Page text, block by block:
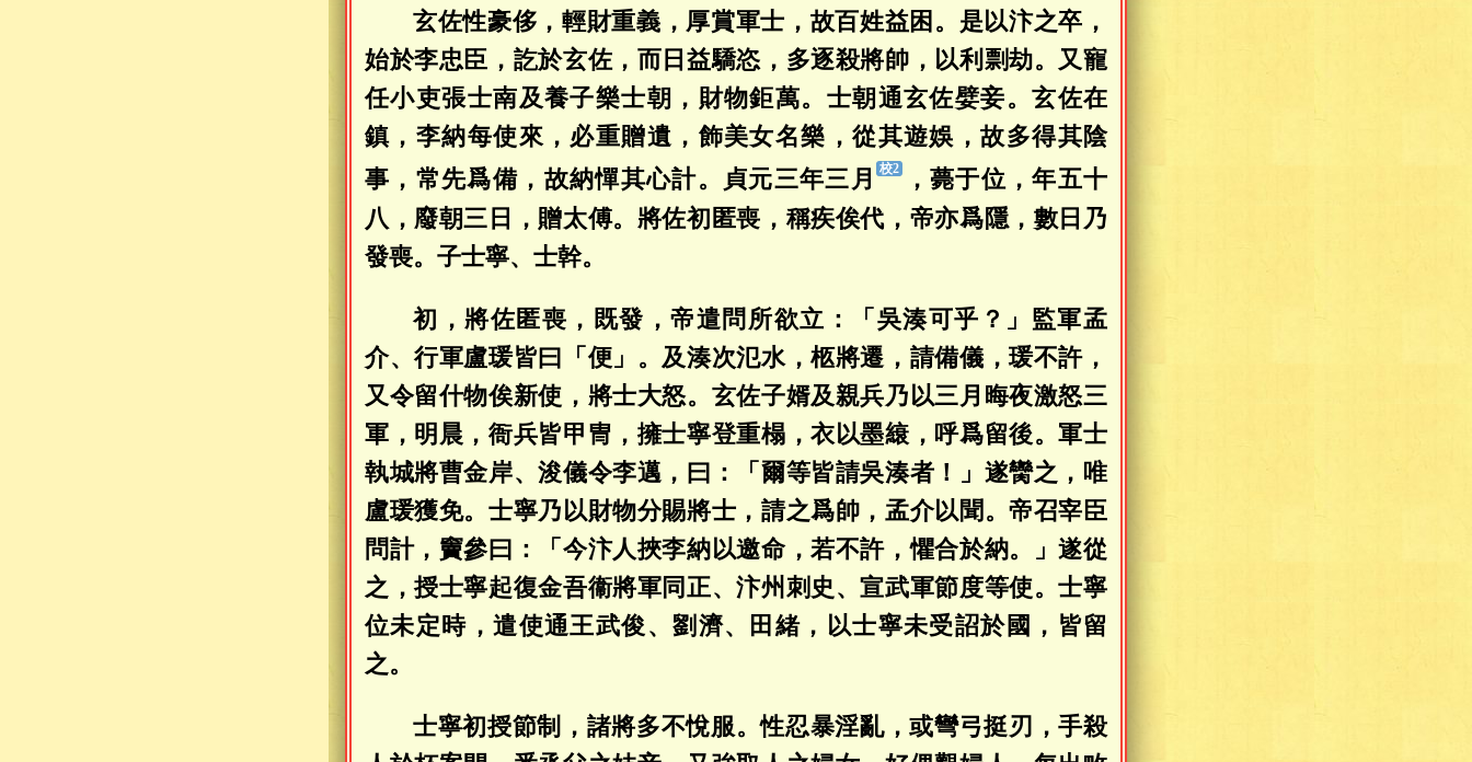
玄佐性豪侈，輕財重義，厚賞軍士，故百姓益困。是以汴之卒，
始於李忠臣，訖於玄佐，而日益驕恣，多逐殺將帥，以利剽劫。又寵
任小吏張士南及養子樂士朝，財物鉅萬。士朝通玄佐嬖妾。玄佐在
鎮，李納每使來，必重贈遺，飾美女名樂，從其遊娛，故多得其陰
事，常先爲備，故納憚其心計。貞元三年三月
，薨于位，年五十
八，廢朝三日，贈太傅。將佐初匿喪，稱疾俟代，帝亦爲隱，數日乃
發喪。子士寧、士幹。
初，將佐匿喪，既發，帝遣問所欲立：「吳湊可乎？」監軍孟
介、行軍盧瑗皆曰「便」。及湊次氾水，柩將遷，請備儀，瑗不許，
又令留什物俟新使，將士大怒。玄佐子婿及親兵乃以三月晦夜激怒三
軍，明晨，衙兵皆甲冑，擁士寧登重榻，衣以墨縗，呼爲留後。軍士
執城將曹金岸、浚儀令李邁，曰：「爾等皆請吳湊者！」遂臠之，唯
盧瑗獲免。士寧乃以財物分賜將士，請之爲帥，孟介以聞。帝召宰臣
問計，竇參曰：「今汴人挾李納以邀命，若不許，懼合於納。」遂從
之，授士寧起復金吾衞將軍同正、汴州刺史、宣武軍節度等使。士寧
位未定時，遣使通王武俊、劉濟、田緒，以士寧未受詔於國，皆留
之。
士寧初授節制，諸將多不悅服。性忍暴淫亂，或彎弓挺刃，手殺